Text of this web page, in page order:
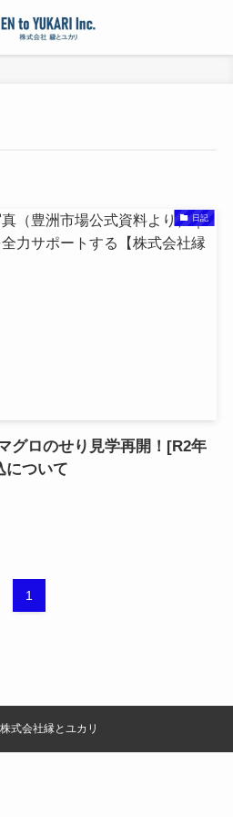
日記
グロのせり見学再開！[R2年
について
1
式会社縁とユカリ